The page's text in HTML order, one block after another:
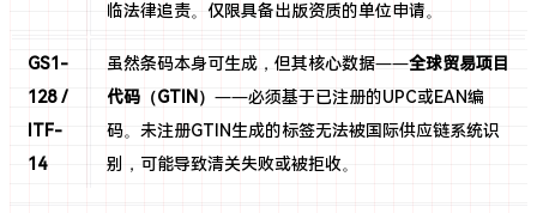
临法律追责。仅限具备出版资质的单位申请。
GS1-
128 /
ITF-
14
虽然条码本身可生成，但其核心数据——全球贸易项目
代码（GTIN） ——必须基于已注册的UPC或EAN编
码。未注册GTIN生成的标签无法被国际供应链系统识
别，可能导致清关失败或被拒收。